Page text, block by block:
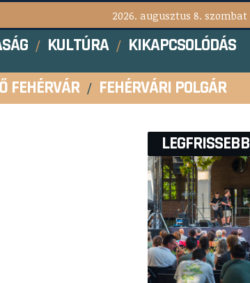
2026. augusztus 8. szombat
KULTÚRA
KIKAPCSOLÓDÁS
FEHÉRVÁR FEHÉRVÁRI POLGÁR
LEGFRISSEBB